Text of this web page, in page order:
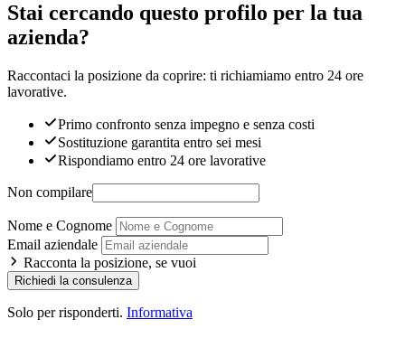
Stai cercando questo profilo per la tua
azienda?
Raccontaci la posizione da coprire: ti richiamiamo entro 24 ore
lavorative.
Primo confronto senza impegno e senza costi
Sostituzione garantita entro sei mesi
Rispondiamo entro 24 ore lavorative
Non compilare
Nome e Cognome
Email aziendale
Racconta la posizione, se vuoi
Richiedi la consulenza
Solo per risponderti. Informativa